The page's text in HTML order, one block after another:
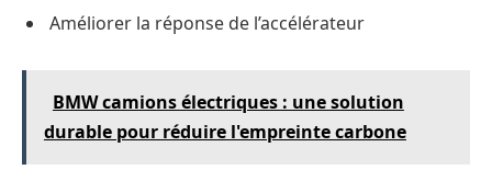
Améliorer la réponse de l’accélérateur
BMW camions électriques : une solution
durable pour réduire l'empreinte carbone